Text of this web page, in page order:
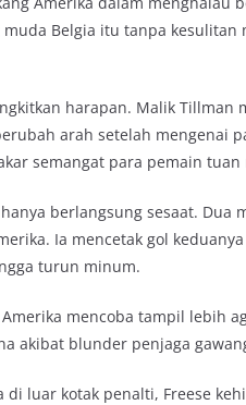
muda Belgia itu tanpa
harapan. Malik Tillman
arah setelah mengenai
semangat para pemain tuan
berlangsung sesaat. Dua
Ia mencetak gol
turun minum.
mencoba tampil lebih
akibat blunder penjaga
di luar kotak penalti, Freese